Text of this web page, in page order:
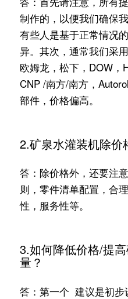
制作的，以便我们确保
有些人是基于正常情况
异。其次，通常我们采
欧姆龙，松下，DOW，
CNP /南方/南方，
部件，价格偏高。
2.矿泉水灌装机除价
答：除价格外，还要注
则，零件清单配置，合
性，服务性等。
3.如何降低价格/提
量？
答：第一个 建议是初步